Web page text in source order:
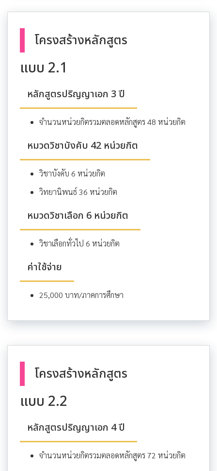
โครงสร้างหลักสูตร
แบบ 2.1
หลักสูตรปริญญาเอก 3 ปี
จำนวนหน่วยกิตรวมตลอดหลักสูตร 48 หน่วยกิต
หมวดวิชาบังคับ 42 หน่วยกิต
วิชาบังคับ 6 หน่วยกิต
วิทยานิพนธ์ 36 หน่วยกิต
หมวดวิชาเลือก 6 หน่วยกิต
วิชาเลือกทั่วไป 6 หน่วยกิต
ค่าใช้จ่าย
25,000 บาท/ภาคการศึกษา
โครงสร้างหลักสูตร
แบบ 2.2
หลักสูตรปริญญาเอก 4 ปี
จำนวนหน่วยกิตรวมตลอดหลักสูตร 72 หน่วยกิต